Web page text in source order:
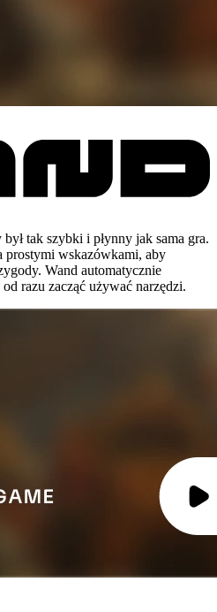
tak szybki i płynny jak sama gra.
prostymi wskazówkami, aby
Wand automatycznie
razu zacząć używać narzędzi.